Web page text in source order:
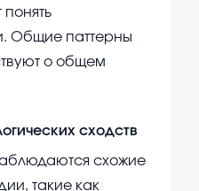
Общие паттерны
о общем
сходств
схожие
такие как